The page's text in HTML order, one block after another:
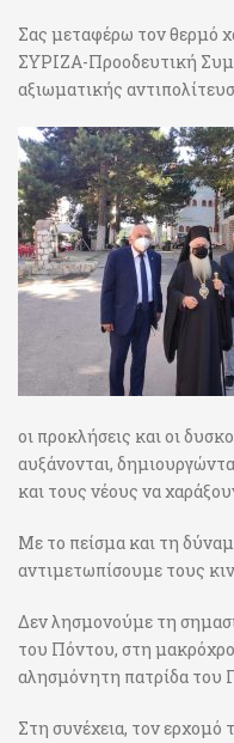
Σας μεταφέρω τον θερμό
ΣΥΡΙΖΑ-Προοδευτική
αξιωματικής
οι προκλήσεις και οι
αυξάνονται,
και τους νέους να
Με το πείσμα και τη
αντιμετωπίσουμε τους
Δεν λησμονούμε τη
του Πόντου, στη
αλησμόνητη πατρίδα του
Στη συνέχεια, τον ερχομό